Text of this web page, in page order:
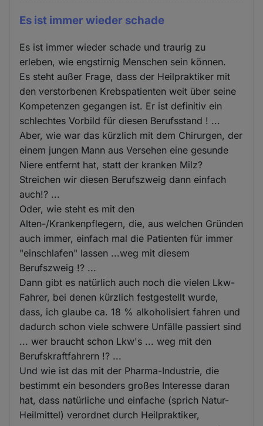
Es ist immer wieder schade
Es ist immer wieder schade und traurig zu
erleben, wie engstirnig Menschen sein können.
Es steht außer Frage, dass der Heilpraktiker mit
den verstorbenen Krebspatienten weit über seine
Kompetenzen gegangen ist. Er ist definitiv ein
schlechtes Vorbild für diesen Berufsstand ! ...
Aber, wie war das kürzlich mit dem Chirurgen, der
einem jungen Mann aus Versehen eine gesunde
Niere entfernt hat, statt der kranken Milz?
Streichen wir diesen Berufszweig dann einfach
auch!? ...
Oder, wie steht es mit den
Alten-/Krankenpflegern, die, aus welchen Gründen
auch immer, einfach mal die Patienten für immer
"einschlafen" lassen ...weg mit diesem
Berufszweig !? ...
Dann gibt es natürlich auch noch die vielen Lkw-
Fahrer, bei denen kürzlich festgestellt wurde,
dass, ich glaube ca. 18 % alkoholisiert fahren und
dadurch schon viele schwere Unfälle passiert sind
... wer braucht schon Lkw's ... weg mit den
Berufskraftfahrern !? ...
Und wie ist das mit der Pharma-Industrie, die
bestimmt ein besonders großes Interesse daran
hat, dass natürliche und einfache (sprich Natur-
Heilmittel) verordnet durch Heilpraktiker,